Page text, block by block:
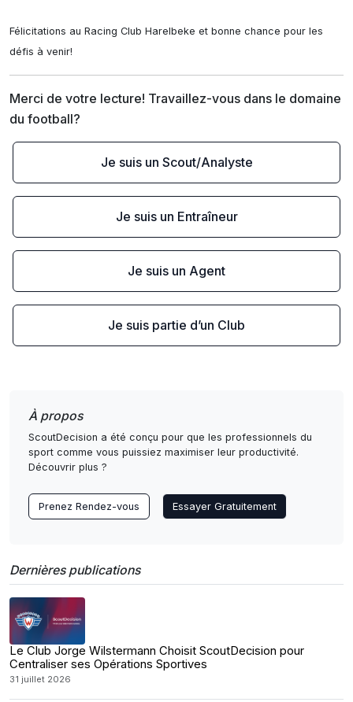
Félicitations au Racing Club Harelbeke et bonne chance pour les
défis à venir!
Merci de votre lecture! Travaillez-vous dans le domaine
du football?
Je suis un Scout/Analyste
Je suis un Entraîneur
Je suis un Agent
Je suis partie d’un Club
À propos
ScoutDecision a été conçu pour que les professionnels du
sport comme vous puissiez maximiser leur productivité.
Découvrir plus ?
Prenez Rendez-vous Essayer Gratuitement
Dernières publications
Le Club Jorge Wilstermann Choisit ScoutDecision pour
Centraliser ses Opérations Sportives
31 juillet 2026